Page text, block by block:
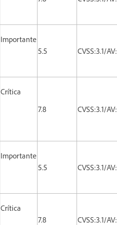
Importante
5.5
CVSS:3.1/
Crítica
7.8
CVSS:3.1/
Importante
5.5
CVSS:3.1/
Crítica
7.8
CVSS:3.1/